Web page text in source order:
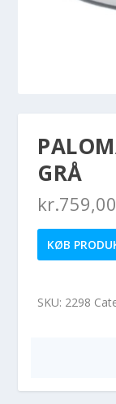
GRÅ
kr.759,00
KØB
SKU: 2298